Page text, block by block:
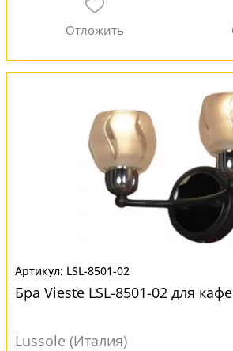
LSL-8501-02
Бра Vieste LSL-8501-02 для кафе
Lussole (Италия)